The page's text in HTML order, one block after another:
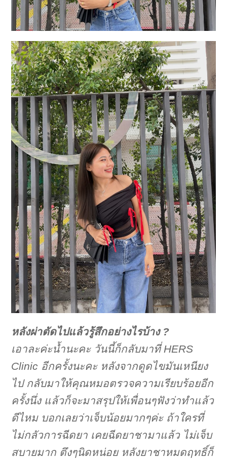
หลังผ่าตัดไปแล้วรู้สึกอย่างไรบ้าง ?
เอาละค่ะน้ำนะคะ วันนี้ก็กลับมาที่ HERS
Clinic อีกครั้งนะคะ หลังจากดูดไขมันเหนียง
ไป กลับมาให้คุณหมอตรวจความเรียบร้อยอีก
ครั้งนึ่ง แล้วก็จะมาสรุปให้เพื่อนๆฟังว่าทำแล้ว
ดีไหม บอกเลยว่าเจ็บน้อยมากๆค่ะ ถ้าใครที่
ไม่กลัวการฉีดยา เคยฉีดยาชามาแล้ว ไม่เจ็บ
สบายมาก ตึงๆนิดหน่อย หลังยาชาหมดฤทธิ์ก็